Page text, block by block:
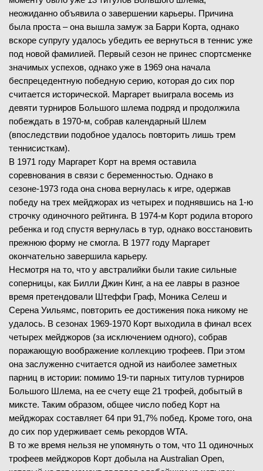
неожиданно объявила о завершении карьеры. Причина
была проста – она вышла замуж за Барри Корта, однако
вскоре супругу удалось убедить ее вернуться в теннис уже
под новой фамилией. Первый сезон не принес спортсменке
значимых успехов, однако уже в 1969 она начала
беспрецедентную победную серию, которая до сих пор
считается исторической. Маргарет выиграла восемь из
девяти турниров Большого шлема подряд и продолжила
побеждать в 1970-м, собрав календарный Шлем
(впоследствии подобное удалось повторить лишь трем
теннисисткам).
В 1971 году Маргарет Корт на время оставила
соревнования в связи с беременностью. Однако в
сезоне-1973 года она снова вернулась к игре, одержав
победу на трех мейджорах из четырех и поднявшись на 1-ю
строчку одиночного рейтинга. В 1974-м Корт родила второго
ребенка и год спустя вернулась в тур, однако восстановить
прежнюю форму не смогла. В 1977 году Маргарет
окончательно завершила карьеру.
Несмотря на то, что у австралийки были такие сильные
соперницы, как Билли Джин Кинг, а на ее лавры в разное
время претендовали Штеффи Граф, Моника Селеш и
Серена Уильямс, повторить ее достижения пока никому не
удалось. В сезонах 1969-1970 Корт выходила в финал всех
четырех мейджоров (за исключением одного), собрав
поражающую воображение коллекцию трофеев. При этом
она заслуженно считается одной из наиболее заметных
парниц в истории: помимо 19-ти парных титулов турниров
Большого Шлема, на ее счету еще 21 трофей, добытый в
миксте. Таким образом, общее число побед Корт на
мейджорах составляет 64 при 91,7% побед. Кроме того, она
до сих пор удерживает семь рекордов WTA.
В то же время нельзя не упомянуть о том, что 11 одиночных
трофеев мейджоров Корт добыла на Australian Open,